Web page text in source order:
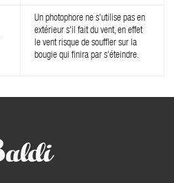
Un photophore ne s'utilise pas en
extérieur s'il fait du vent, en effet
le vent risque de souffler sur la
bougie qui finira par s'éteindre.